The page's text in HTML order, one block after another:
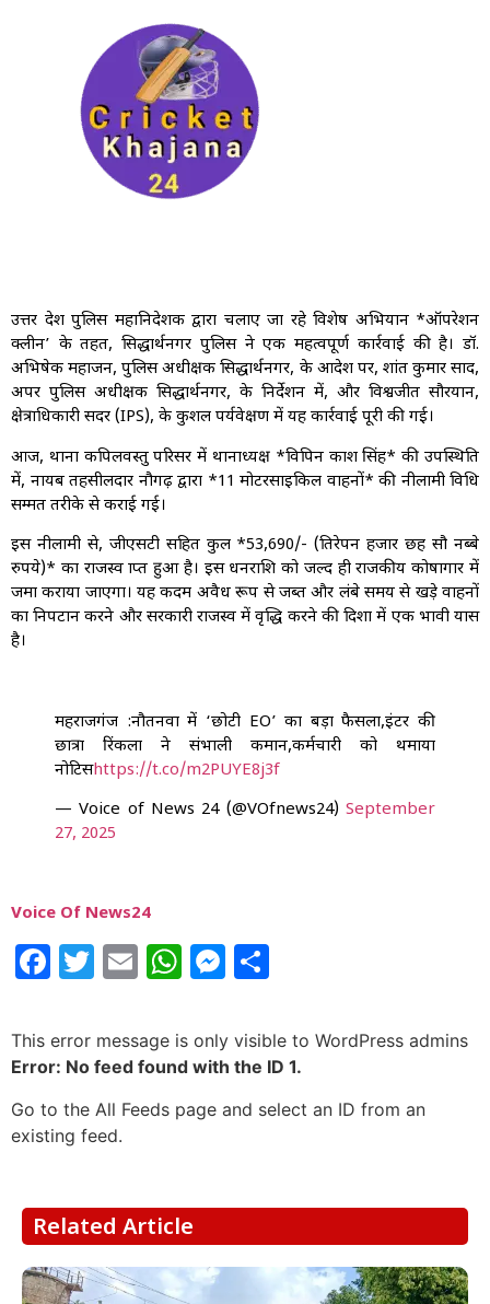
उत्तर प्रदेश पुलिस महानिदेशक द्वारा चलाए जा रहे विशेष अभियान *ऑपरेशन
क्लीन’ के तहत, सिद्धार्थनगर पुलिस ने एक महत्वपूर्ण कार्रवाई की है। डॉ.
अभिषेक महाजन, पुलिस अधीक्षक सिद्धार्थनगर, के आदेश पर, प्रशांत कुमार प्रसाद,
अपर पुलिस अधीक्षक सिद्धार्थनगर, के निर्देशन में, और विश्वजीत सौरयान,
क्षेत्राधिकारी सदर (IPS), के कुशल पर्यवेक्षण में यह कार्रवाई पूरी की गई।
आज, थाना कपिलवस्तु परिसर में थानाध्यक्ष *विपिन प्रकाश सिंह* की उपस्थिति
में, नायब तहसीलदार नौगढ़ द्वारा *11 मोटरसाइकिल वाहनों* की नीलामी विधि
सम्मत तरीके से कराई गई।
इस नीलामी से, जीएसटी सहित कुल *₹53,690/- (तिरेपन हजार छह सौ नब्बे
रुपये)* का राजस्व प्राप्त हुआ है। इस धनराशि को जल्द ही राजकीय कोषागार में
जमा कराया जाएगा। यह कदम अवैध रूप से जब्त और लंबे समय से खड़े वाहनों
का निपटान करने और सरकारी राजस्व में वृद्धि करने की दिशा में एक प्रभावी प्रयास
है।
महराजगंज :नौतनवा में ‘छोटी EO’ का बड़ा फैसला,इंटर की
छात्रा रिंकला ने संभाली कमान,कर्मचारी को थमाया
नोटिसhttps://t.co/m2PUYE8j3f
— Voice of News 24 (@VOfnews24) September
27, 2025
Voice Of News24
Facebook
Twitter
EmailWhatsApp
Messenger
This error message is only visible to WordPress admins
Error: No feed found with the ID 1.
Go to the All Feeds page and select an ID from an
existing feed.
Related Article